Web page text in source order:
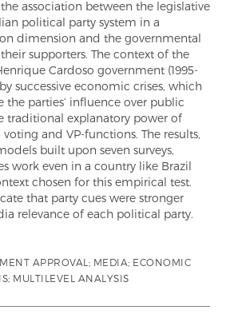
association between the legislative
political party system in a
dimension and the governmental
supporters. The context of the
Cardoso government (1995-
successive economic crises, which
parties’ influence over public
traditional explanatory power of
and VP-functions. The results,
built upon seven surveys,
work even in a country like Brazil
chosen for this empirical test.
that party cues were stronger
relevance of each political party.
APPROVAL; MEDIA; ECONOMIC
MULTILEVEL ANALYSIS